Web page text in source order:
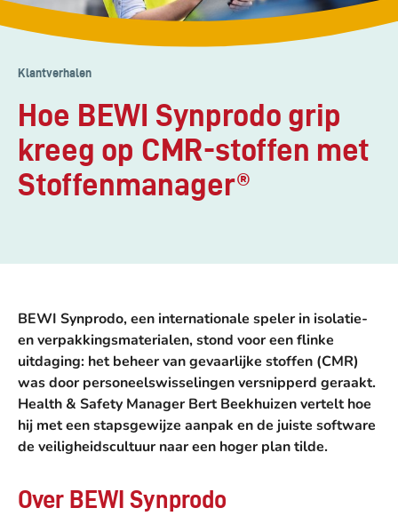
Klantverhalen
Hoe BEWI Synprodo grip
kreeg op CMR-stoffen met
Stoffenmanager®
BEWI Synprodo, een internationale speler in isolatie-
en verpakkingsmaterialen, stond voor een flinke
uitdaging: het beheer van gevaarlijke stoffen (CMR)
was door personeelswisselingen versnipperd geraakt.
Health & Safety Manager Bert Beekhuizen vertelt hoe
hij met een stapsgewijze aanpak en de juiste software
de veiligheidscultuur naar een hoger plan tilde.
Over BEWI Synprodo